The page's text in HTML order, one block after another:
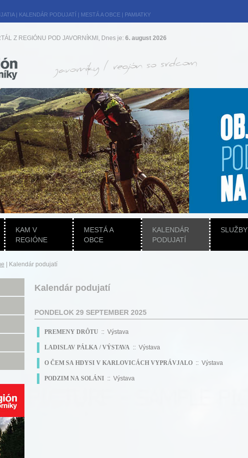
| KALENDÁR PODUJATÍ | MESTÁ A OBCE| PAMIATKY
Z REGIÓNU POD JAVORNÍKMI, Dnes je: 6. august 2026
KAM V
REGIÓNE
MESTÁ A
OBCE
KALENDÁR
PODUJATÍ
SLUŽBY
Kalendár podujatí
Kalendár podujatí
PONDELOK 29 SEPTEMBER 2025
PREMENY DRÔTU :: Výstava
LADISLAV PÁLKA / VÝSTAVA:: Výstava
O ČEM SA HDYSI V KARLOVICÁCH VYPRÁVJALO:: Výstava
PODZIM NA SOLÁNI :: Výstava